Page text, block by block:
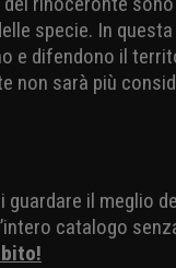
specie. In
e difendono il
non sarà più
il meglio
catalogo